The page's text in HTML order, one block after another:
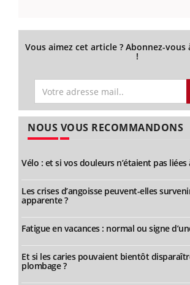
Vous aimez cet article ? Abonnez-
!
NOUS VOUS RECOMMANDONS
Vélo : et si vos douleurs n’étaient pas liées
Les crises d’angoisse peuvent-elles
apparente ?
Fatigue en vacances : normal ou signe
Et si les caries pouvaient bientôt
plombage ?